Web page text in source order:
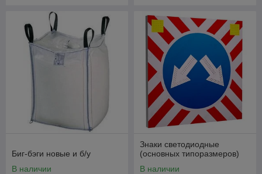
Биг-бэги новые и б/у
В наличии
Знаки светодиодные
(основных типоразмеров)
В наличии